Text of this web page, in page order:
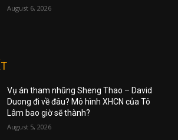
August 6, 2026
Vụ án tham nhũng Sheng Thao – David
Duong đi về đâu? Mô hình XHCN của Tô
Lâm bao giờ sẽ thành?
August 5, 2026